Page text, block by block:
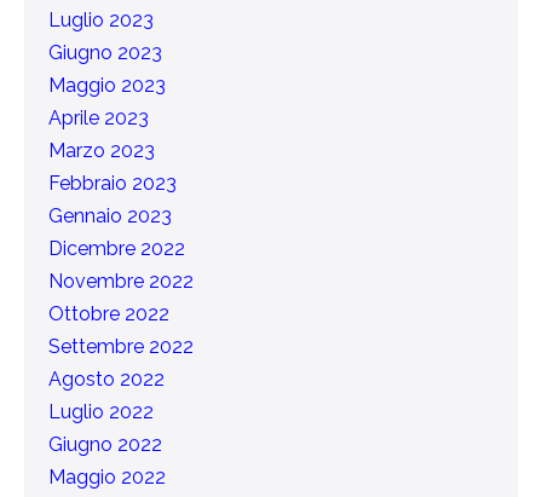
Luglio 2023
Giugno 2023
Maggio 2023
Aprile 2023
Marzo 2023
Febbraio 2023
Gennaio 2023
Dicembre 2022
Novembre 2022
Ottobre 2022
Settembre 2022
Agosto 2022
Luglio 2022
Giugno 2022
Maggio 2022